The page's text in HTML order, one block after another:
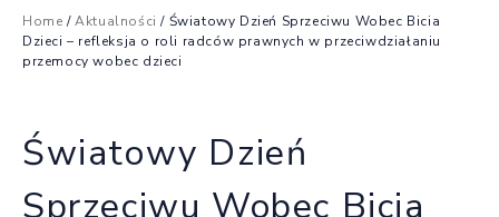
Home /Aktualności / Światowy Dzień Sprzeciwu Wobec Bicia
Dzieci – refleksja o roli radców prawnych w przeciwdziałaniu
przemocy wobec dzieci
Światowy Dzień
Sprzeciwu Wobec Bicia